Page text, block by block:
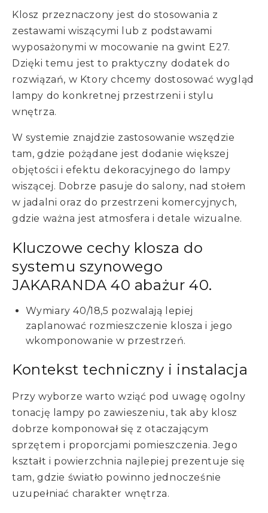
Klosz przeznaczony jest do stosowania z
zestawami wiszącymi lub z podstawami
wyposażonymi w mocowanie na gwint E27.
Dzięki temu jest to praktyczny dodatek do
rozwiązań, w Ktory chcemy dostosować wygląd
lampy do konkretnej przestrzeni i stylu
wnętrza.
W systemie znajdzie zastosowanie wszędzie
tam, gdzie pożądane jest dodanie większej
objętości i efektu dekoracyjnego do lampy
wiszącej. Dobrze pasuje do salony, nad stołem
w jadalni oraz do przestrzeni komercyjnych,
gdzie ważna jest atmosfera i detale wizualne.
Kluczowe cechy klosza do
systemu szynowego
JAKARANDA 40 abażur 40.
Wymiary 40/18,5 pozwalają lepiej
zaplanować rozmieszczenie klosza i jego
wkomponowanie w przestrzeń.
Kontekst techniczny i instalacja
Przy wyborze warto wziąć pod uwagę ogolny
tonację lampy po zawieszeniu, tak aby klosz
dobrze komponował się z otaczającym
sprzętem i proporcjami pomieszczenia. Jego
kształt i powierzchnia najlepiej prezentuje się
tam, gdzie światło powinno jednocześnie
uzupełniać charakter wnętrza.